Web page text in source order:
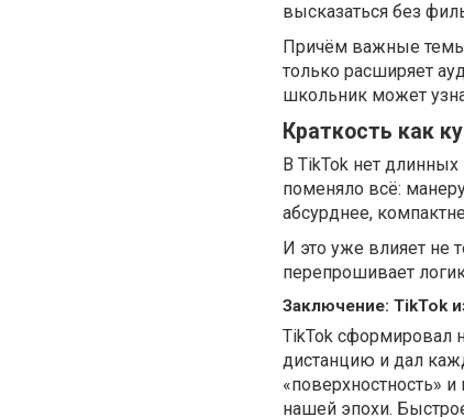
высказаться без
Причём важные темы
только расширяет
школьник может
Краткость как
В TikTok нет длинных
поменяло всё:
абсурднее,
И это уже влияет не
перепрошивает
Заключение: TikTok
TikTok сформировал
дистанцию и дал
«поверхностность»
нашей эпохи.